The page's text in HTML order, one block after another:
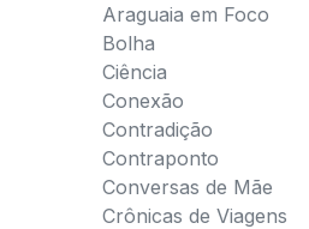
Araguaia em Foco
Bolha
Ciência
Conexão
Contradição
Contraponto
Conversas de Mãe
Crônicas de Viagens